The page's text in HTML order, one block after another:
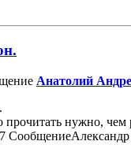
Анатолий
прочитать нужно,